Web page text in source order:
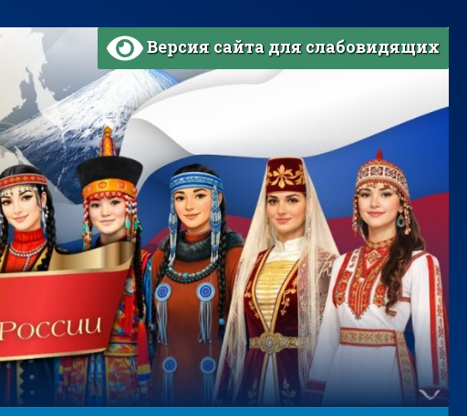
Версия сайта для слабовидящих